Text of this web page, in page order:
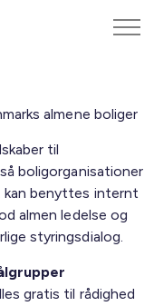
almene boliger
til
boligorganisationer
kan benyttes internt
almen ledelse og
styringsdialog.
gratis til rådighed